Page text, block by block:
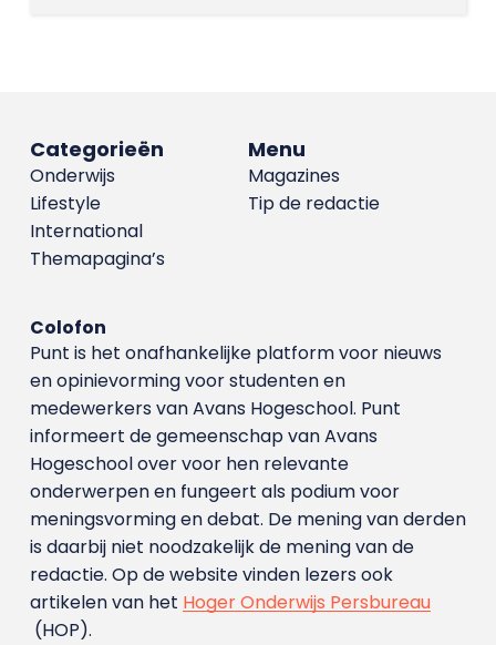
Menu
Magazines
Tip de redactie
Categorieën
Onderwijs
Lifestyle
International
Themapagina’s
Colofon
Punt is het onafhankelijke platform voor nieuws
en opinievorming voor studenten en
medewerkers van Avans Hoge­school. Punt
informeert de gemeenschap van Avans
Hogeschool over voor hen relevante
onderwerpen en fungeert als podium voor
meningsvorming en debat. De mening van derden
is daarbij niet noodzakelijk de mening van de
redactie. Op de website vinden lezers ook
artikelen van het Hoger Onderwijs Persbureau
(HOP).